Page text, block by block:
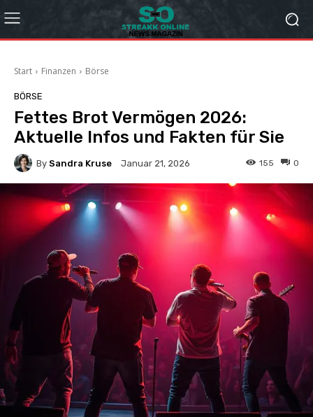
Start Finanzen Börse
BÖRSE
Fettes Brot Vermögen 2026:
Aktuelle Infos und Fakten für Sie
By Sandra Kruse Januar 21, 2026 0
155